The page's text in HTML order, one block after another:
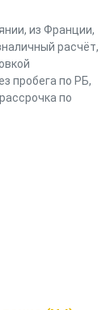
из Франции,
расчёт,
пробега по РБ,
по